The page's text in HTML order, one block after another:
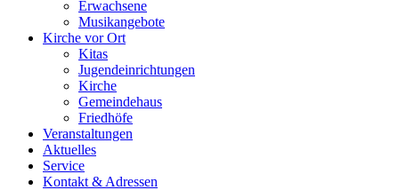
Erwachsene
Musikangebote
Kirche vor Ort
Kitas
Jugendeinrichtungen
Kirche
Gemeindehaus
Friedhöfe
Veranstaltungen
Aktuelles
Service
Kontakt & Adressen